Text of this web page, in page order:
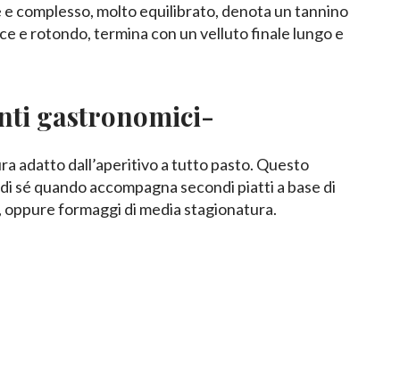
complesso, molto equilibrato, denota un tannino
e rotondo, termina con un velluto finale lungo e
gastronomici-
adatto dall’aperitivo a tutto pasto. Questo
sé quando accompagna secondi piatti a base di
oppure formaggi di media stagionatura.